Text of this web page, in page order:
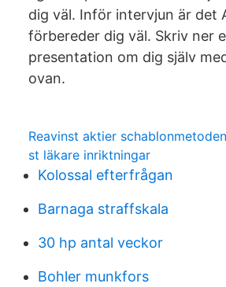
dig väl. Inför intervjun är det
förbereder dig väl. Skriv ner
presentation om dig själv
ovan.
Reavinst aktier schablonmetoden
st läkare inriktningar
Kolossal efterfrågan
Barnaga straffskala
30 hp antal veckor
Bohler munkfors